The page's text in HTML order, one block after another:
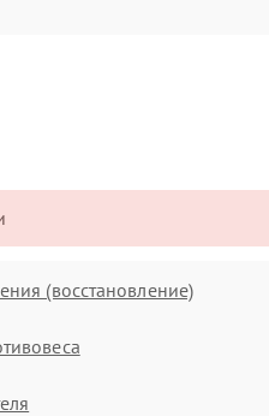
(восстановление)